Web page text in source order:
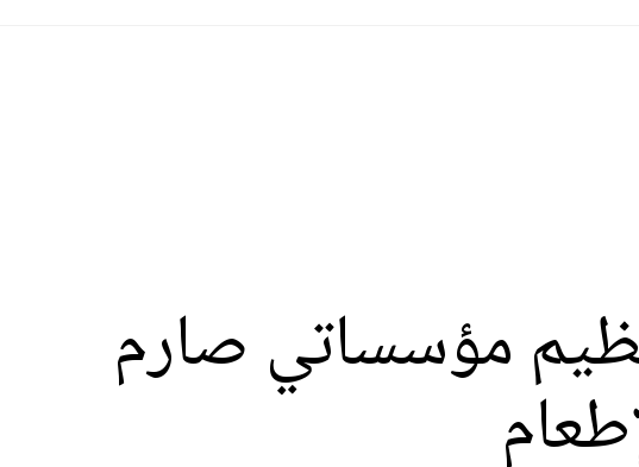
مؤسساتي صارم